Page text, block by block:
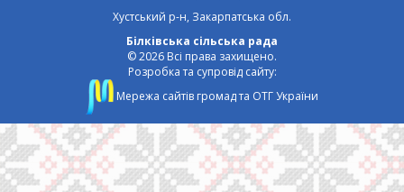
Хустський р-н, Закарпатська обл.
Білківська сільська рада
© 2026 Всі права захищено.
Розробка та супровід сайту:
Мережа сайтів громад та ОТГ України